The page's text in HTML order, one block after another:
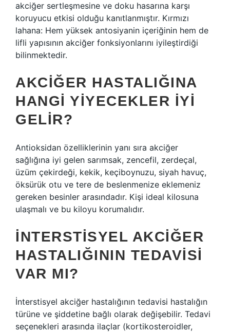
akciğer sertleşmesine ve doku hasarına karşı
koruyucu etkisi olduğu kanıtlanmıştır. Kırmızı
lahana: Hem yüksek antosiyanin içeriğinin hem de
lifli yapısının akciğer fonksiyonlarını iyileştirdiği
bilinmektedir.
AKCIĞER HASTALIĞINA
HANGI YIYECEKLER IYI
GELIR?
Antioksidan özelliklerinin yanı sıra akciğer
sağlığına iyi gelen sarımsak, zencefil, zerdeçal,
üzüm çekirdeği, kekik, keçiboynuzu, siyah havuç,
öksürük otu ve tere de beslenmenize eklemeniz
gereken besinler arasındadır. Kişi ideal kilosuna
ulaşmalı ve bu kiloyu korumalıdır.
İNTERSTISYEL AKCIĞER
HASTALIĞININ TEDAVISI
VAR MI?
İnterstisyel akciğer hastalığının tedavisi hastalığın
türüne ve şiddetine bağlı olarak değişebilir. Tedavi
seçenekleri arasında ilaçlar (kortikosteroidler,